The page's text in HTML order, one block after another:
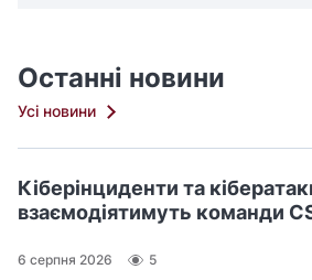
Останні новини
Усі новини
Кіберінциденти та
взаємодіятимуть команди
6 серпня 2026 5